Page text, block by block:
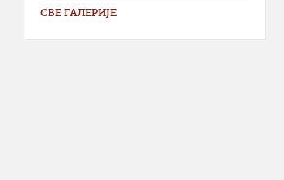
СВЕ ГАЛЕРИЈЕ